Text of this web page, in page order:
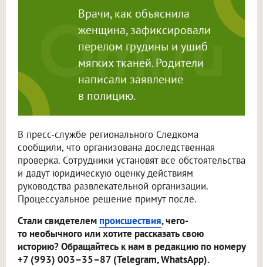
Врачи, как объяснила
женщина, зафиксировали
перелом грудины и ушиб
мягких тканей. Родители
написали заявление
в полицию.
В пресс-службе регионального Следкома
сообщили, что организована доследственная
проверка. Сотрудники установят все обстоятельства
и дадут юридическую оценку действиям
руководства развлекательной организации.
Процессуальное решение примут после.
Стали свидетелем происшествия, чего-
то необычного или хотите рассказать свою
историю? Обращайтесь к нам в редакцию по номеру
+7 (993) 003–35–87 (Telegram, WhatsApp).